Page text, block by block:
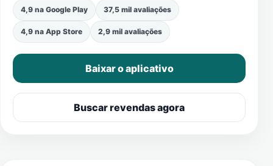
4,9 na Google Play 37,5 mil avaliações
4,9 na App Store 2,9 mil avaliações
Baixar o aplicativo
Buscar revendas agora